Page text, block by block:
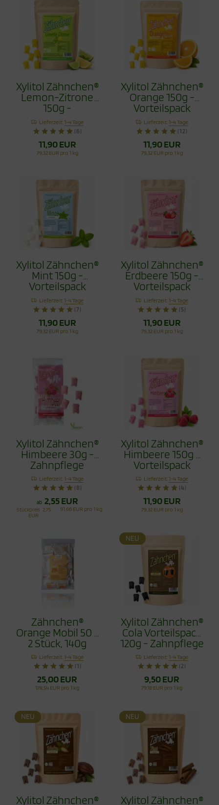
Xylitol Zähnchen®
Lemon-Zitrone
150g -
Vorteilspack
Lieferzeit:1-4 Tage
(6)
11,90 EUR
79,32 EUR pro 1 kg
Xylitol Zähnchen®
Orange 150g -
Vorteilspack
Lieferzeit:1-4 Tage
(12)
11,90 EUR
79,32 EUR pro 1 kg
Xylitol Zähnchen®
Mint 150g -
Vorteilspack
Lieferzeit:1-4 Tage
(7)
11,90 EUR
79,32 EUR pro 1 kg
Xylitol Zähnchen®
Erdbeere 150g -
Vorteilspack
Lieferzeit:1-4 Tage
(5)
11,90 EUR
79,32 EUR pro 1 kg
Xylitol Zähnchen®
Himbeere 30g -
Zahnpflege
Bonbons
Lieferzeit:1-4 Tage
(8)
ab 2,55 EUR
Stückpreis 2,75
EUR
91,66 EUR pro 1 kg
Xylitol Zähnchen®
Himbeere 150g -
Vorteilspack
Lieferzeit:1-4 Tage
(4)
11,90 EUR
79,32 EUR pro 1 kg
Zähnchen®
Orange Mobil 50 x
2 Stück, 140g
Lieferzeit:1-4 Tage
(1)
25,00 EUR
178,54 EUR pro 1 kg
NEU
Xylitol Zähnchen®
Cola Vorteilspack
120g - Zahnpflege
Bonbons
Lieferzeit:1-4 Tage
(2)
9,50 EUR
79,18 EUR pro 1 kg
NEU
Xylitol Zähnchen®
NEU
Xylitol Zähnchen®